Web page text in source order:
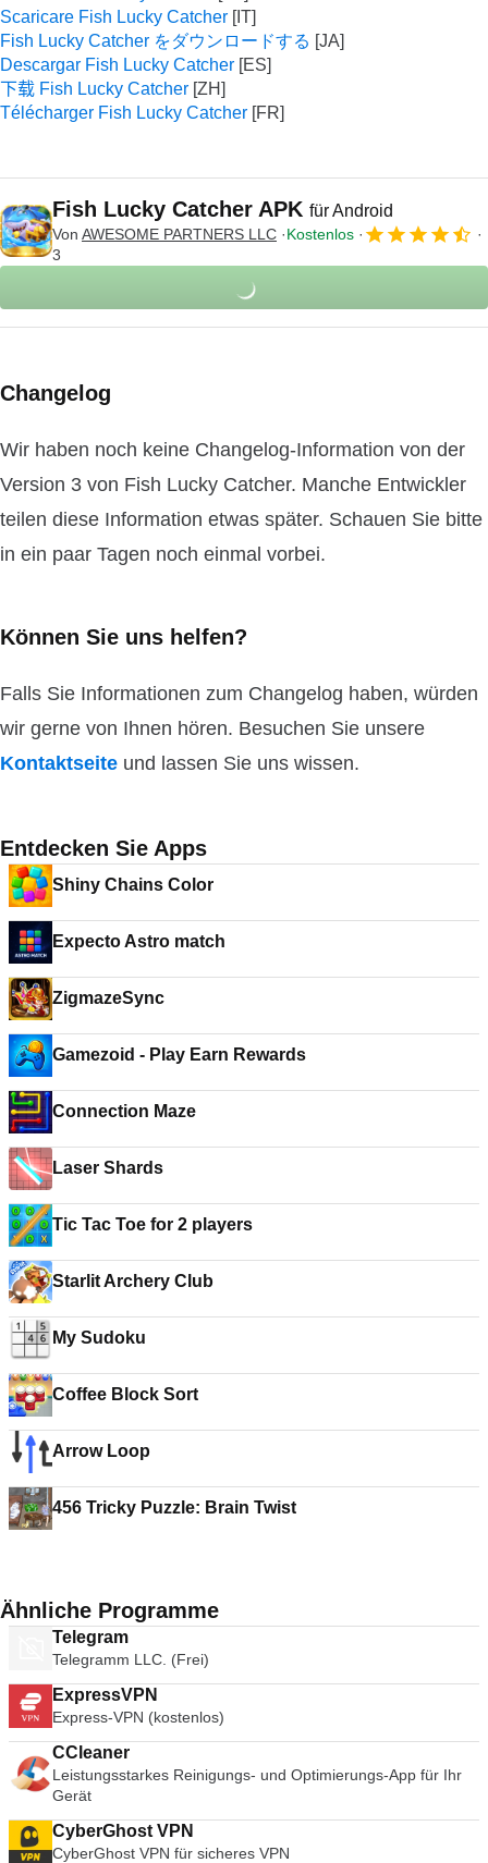
Scaricare Fish Lucky Catcher
Fish Lucky Catcher をダウンロードする
Descargar Fish Lucky Catcher
下载 Fish Lucky Catcher
Télécharger Fish Lucky Catcher
Fish Lucky Catcher APK für Android
Von AWESOME PARTNERS LLC
Kostenlos
3
Changelog
Wir haben noch keine Changelog-Information von der
Version 3 von Fish Lucky Catcher. Manche Entwickler
teilen diese Information etwas später. Schauen Sie bitte
in ein paar Tagen noch einmal vorbei.
Können Sie uns helfen?
Falls Sie Informationen zum Changelog haben, würden
wir gerne von Ihnen hören. Besuchen Sie unsere
Kontaktseite und lassen Sie uns wissen.
Entdecken Sie Apps
Shiny Chains Color
Expecto Astro match
ZigmazeSync
Gamezoid - Play Earn Rewards
Connection Maze
Laser Shards
Tic Tac Toe for 2 players
Starlit Archery Club
My Sudoku
Coffee Block Sort
Arrow Loop
456 Tricky Puzzle: Brain Twist
Ähnliche Programme
Telegram
Telegramm LLC. (Frei)
ExpressVPN
Express-VPN (kostenlos)
CCleaner
Leistungsstarkes Reinigungs- und Optimierungs-App für Ihr
Gerät
CyberGhost VPN
CyberGhost VPN für sicheres VPN